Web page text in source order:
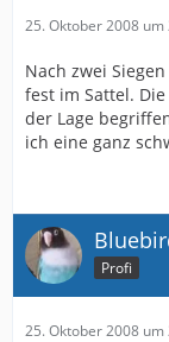
25. Oktober 2008 um
Nach zwei
fest im Sattel.
der Lage
ich eine ganz
Profi
25. Oktober 2008 um